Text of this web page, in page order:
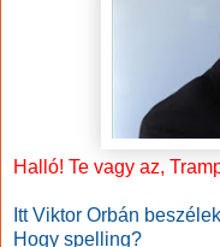
Halló! Te vagy az,
Itt Viktor Orbán
Hogy spelling?